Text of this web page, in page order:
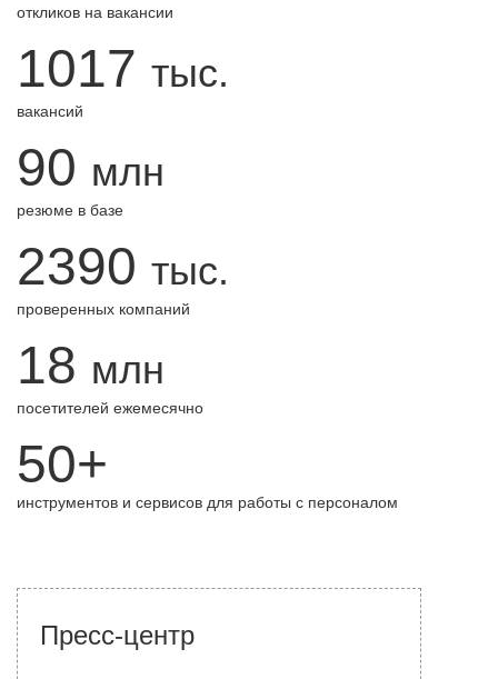
откликов на вакансии
1017 тыс.
вакансий
90 млн
резюме в базе
2390 тыс.
проверенных компаний
18 млн
посетителей ежемесячно
50+
инструментов и сервисов для работы с персоналом
Пресс-центр